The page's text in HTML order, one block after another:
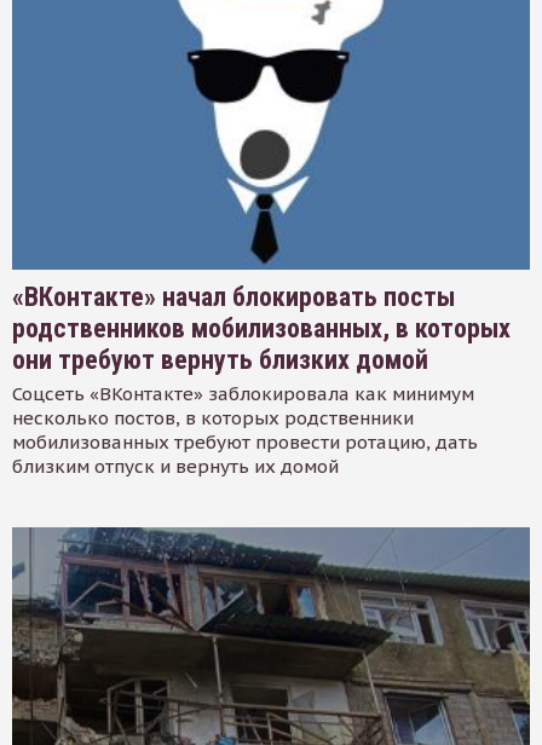
«ВКонтакте» начал блокировать посты
родственников мобилизованных, в которых
они требуют вернуть близких домой
Соцсеть «ВКонтакте» заблокировала как минимум
несколько постов, в которых родственники
мобилизованных требуют провести ротацию, дать
близким отпуск и вернуть их домой